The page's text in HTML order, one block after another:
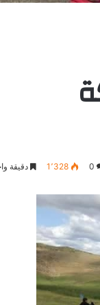
0 1٬328 دقيقة